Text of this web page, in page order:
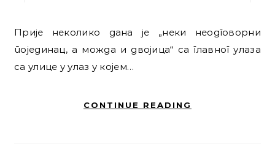
Прије неколико дана је „неки неодговорни
појединац, а можда и двојица“ са главног улаза
са улице у улаз у којем…
CONTINUE READING